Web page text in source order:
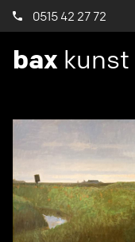
0515 42 27 72
bax kunst